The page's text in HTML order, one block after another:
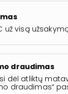
už visą
draudimas
dėl atliktų
draudimas“